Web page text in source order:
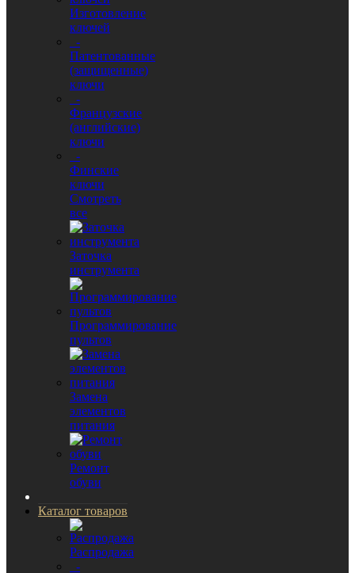
Изготовление
ключей
-
Патентованные
(защищенные)
ключи
-
Французские
(английские)
ключи
-
Финские
ключи
Смотреть
все
Заточка
инструмента
Программирование
пультов
Замена
элементов
питания
Ремонт
обуви
Каталог товаров
Распродажа
-